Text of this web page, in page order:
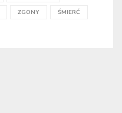
ZGONY ŚMIERĆ